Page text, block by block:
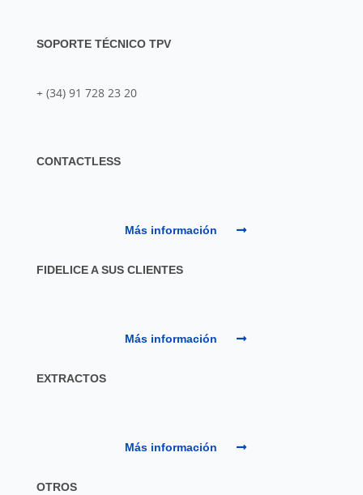
SOPORTE TÉCNICO TPV
+ (34) 91 728 23 20
CONTACTLESS
Más información
FIDELICE A SUS CLIENTES
Más información
EXTRACTOS
Más información
OTROS